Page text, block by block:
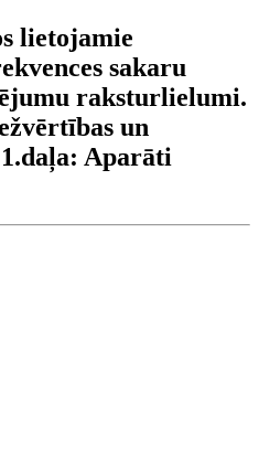
lietojamie
sakaru
raksturlielumi.
un
Aparāti